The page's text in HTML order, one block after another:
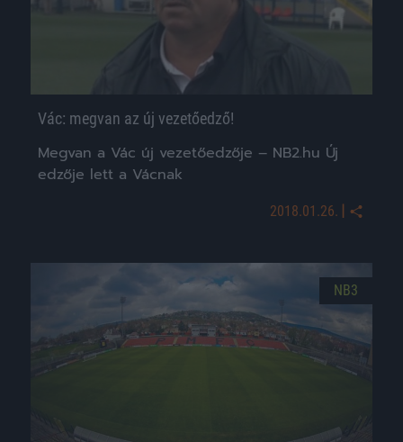
Vác: megvan az új vezetőedző!
Megvan a Vác új vezetőedzője – NB2.hu Új
edzője lett a Vácnak
2018.01.26. |
NB3